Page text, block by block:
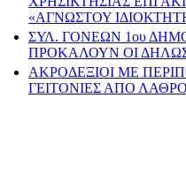
«ΑΓΝΩΣΤΟΥ
ΣΥΛ. ΓΟΝΕΩΝ 1ου
ΠΡΟΚΑΛΟΥΝ ΟΙ
ΑΚΡΟΔΕΞΙΟΙ ΜΕ
ΓΕΙΤΟΝΙΕΣ ΑΠΟ